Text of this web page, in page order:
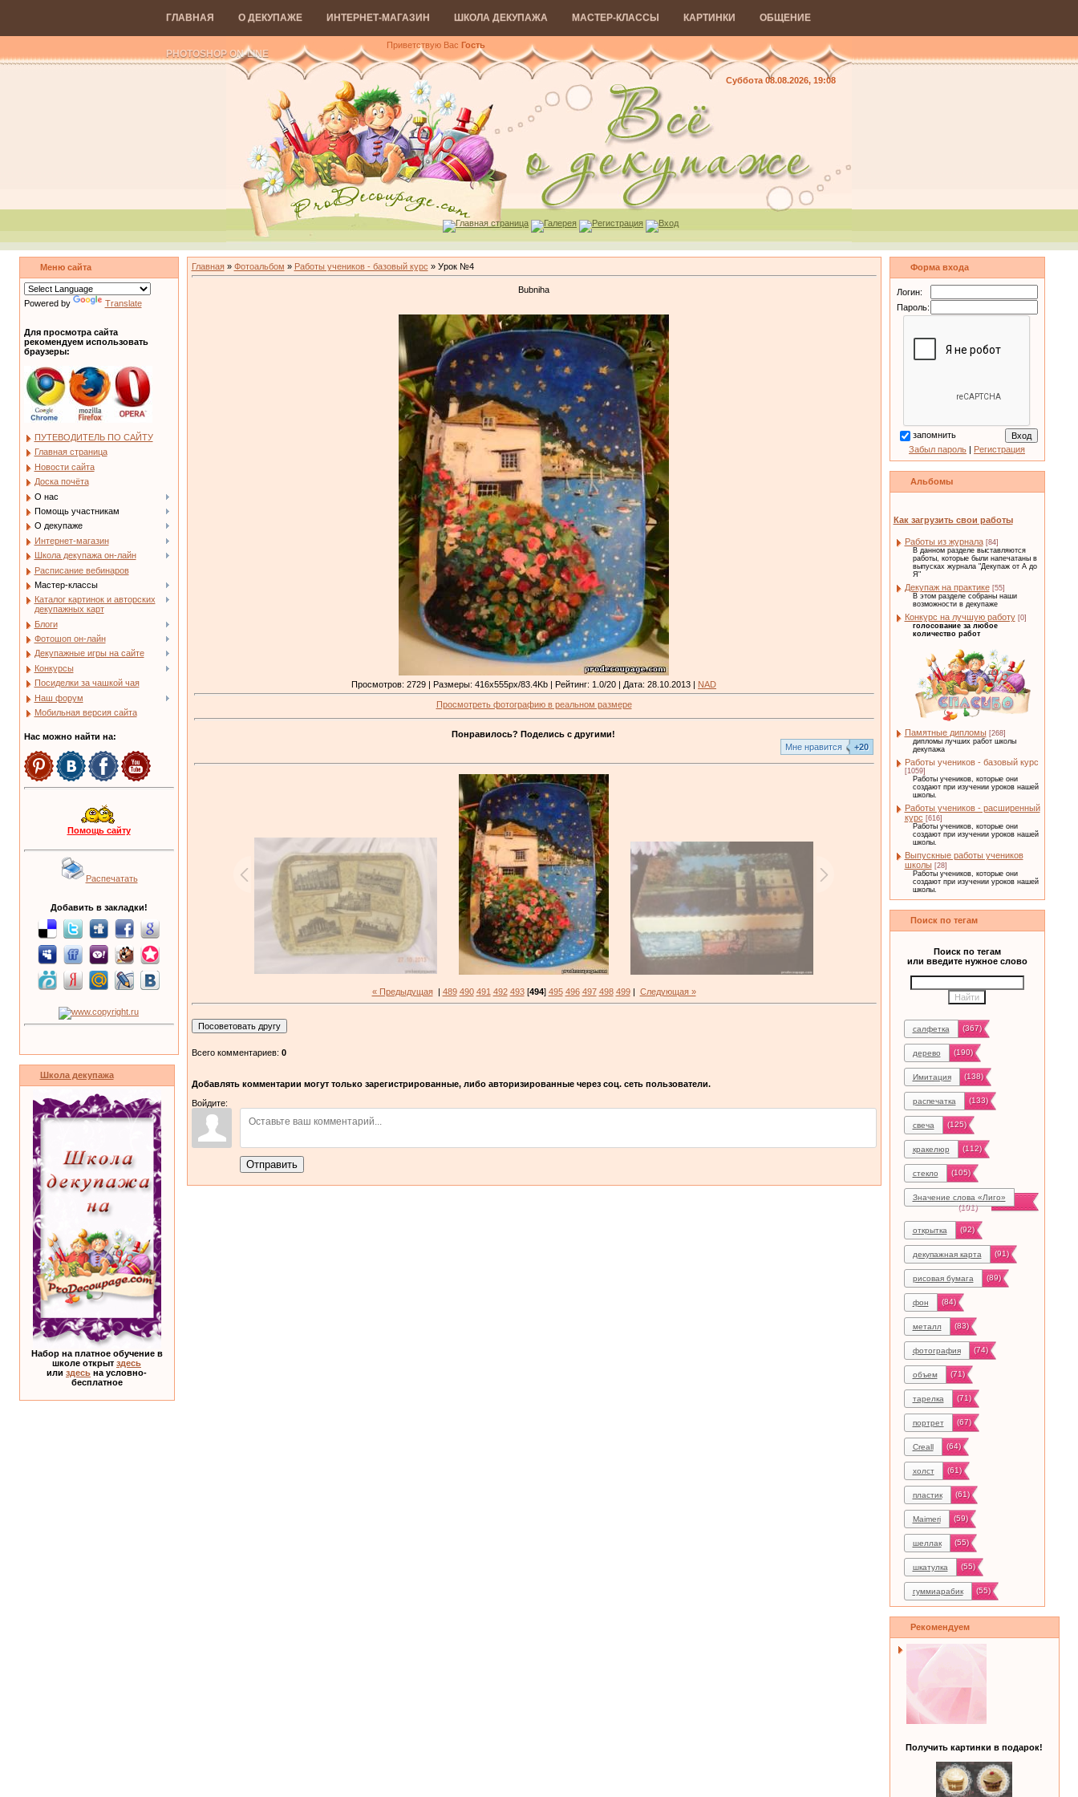
ГЛАВНАЯ О ДЕКУПАЖЕ ИНТЕРНЕТ-МАГАЗИН ШКОЛА ДЕКУПАЖА МАСТЕР-КЛАССЫ КАРТИНКИ ОБЩЕНИЕ
PHOTOSHOP ON-LINE
Приветствую Вас Гость
Суббота 08.08.2026, 19:08
Главная страница Галерея Регистрация Вход
Меню сайта
Powered by Translate
Для просмотра сайта
рекомендуем использовать
браузеры:
ПУТЕВОДИТЕЛЬ ПО САЙТУ
Главная страница
Новости сайта
Доска почёта
О нас
Помощь участникам
О декупаже
Интернет-магазин
Школа декупажа он-лайн
Расписание вебинаров
Мастер-классы
Каталог картинок и авторских
декупажных карт
Блоги
Фотошоп он-лайн
Декупажные игры на сайте
Конкурсы
Посиделки за чашкой чая
Наш форум
Мобильная версия сайта
Нас можно найти на:
Помощь сайту
Распечатать
Добавить в закладки!
Школа декупажа
Набор на платное обучение в
школе открыт здесь
или здесь на условно-
бесплатное
Главная» Фотоальбом » Работы учеников - базовый курс » Урок №4
Bubniha
Просмотров: 2729 | Размеры: 416x555px/83.4Kb | Рейтинг: 1.0/20 | Дата: 28.10.2013 | NAD
Просмотреть фотографию в реальном размере
Понравилось? Поделись с другими!
Mне нравится
+20
« Предыдущая| 489 490 491 492 493[494] 495 496 497 498 499| Следующая »
Всего комментариев: 0
Добавлять комментарии могут только зарегистрированные, либо авторизированные через соц. сеть пользователи.
Войдите:
Отправить
Форма входа
Логин:
Пароль:
запомнить
Забыл пароль | Регистрация
Альбомы
Как загрузить свои работы
Работы из журнала [84]
В данном разделе выставляются
работы, которые были напечатаны в
выпусках журнала "Декупаж от А до
Я"
Декупаж на практике [55]
В этом разделе собраны наши
возможности в декупаже
Конкурс на лучшую работу [0]
голосование за любое
количество работ
Памятные дипломы [268]
дипломы лучших работ школы
декупажа
Работы учеников - базовый курс
[1059]
Работы учеников, которые они
создают при изучении уроков нашей
школы.
Работы учеников - расширенный
курс [616]
Работы учеников, которые они
создают при изучении уроков нашей
школы.
Выпускные работы учеников
школы [28]
Работы учеников, которые они
создают при изучении уроков нашей
школы.
Поиск по тегам
Поиск по тегам
или введите нужное слово
салфетка (367)
дерево (190)
Имитация (138)
распечатка (133)
свеча (125)
кракелюр (112)
стекло (105)
Значение слова «Лиго»
(101)
открытка (92)
декупажная карта (91)
рисовая бумага (89)
фон (84)
металл (83)
фотография (74)
объем (71)
тарелка (71)
портрет (67)
Creall (64)
холст (61)
пластик (61)
Maimeri (59)
шеллак (55)
шкатулка (55)
гуммиарабик (55)
Рекомендуем
Получить картинки в подарок!